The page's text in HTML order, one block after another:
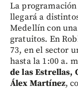
La
llegará a
Medellín con
gratuitos. En
73, en el sector
hasta la 1:00 a.
de las Estrellas,
Álex Martínez,